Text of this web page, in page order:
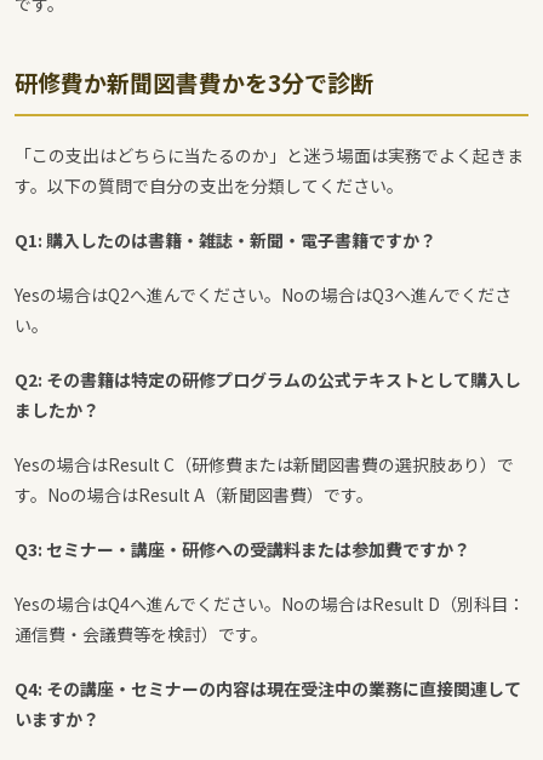
研修費か新聞図書費かを3分で診断
「この支出はどちらに当たるのか」と迷う場面は実務でよく起きま
す。以下の質問で自分の支出を分類してください。
Q1: 購入したのは書籍・雑誌・新聞・電子書籍ですか？
Yesの場合はQ2へ進んでください。Noの場合はQ3へ進んでくださ
い。
Q2: その書籍は特定の研修プログラムの公式テキストとして購入し
ましたか？
Yesの場合はResult C（研修費または新聞図書費の選択肢あり）で
す。Noの場合はResult A（新聞図書費）です。
Q3: セミナー・講座・研修への受講料または参加費ですか？
Yesの場合はQ4へ進んでください。Noの場合はResult D（別科目：
通信費・会議費等を検討）です。
Q4: その講座・セミナーの内容は現在受注中の業務に直接関連して
いますか？